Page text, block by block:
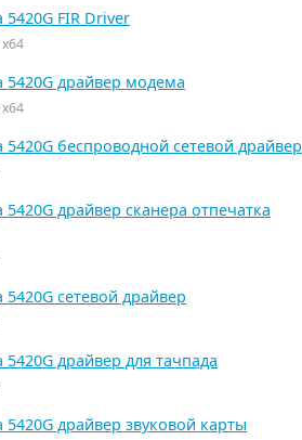
5420G FIR Driver
5420G драйвер модема
5420G беспроводной сетевой драйвер
5420G драйвер сканера отпечатка
5420G сетевой драйвер
5420G драйвер для тачпада
5420G драйвер звуковой карты